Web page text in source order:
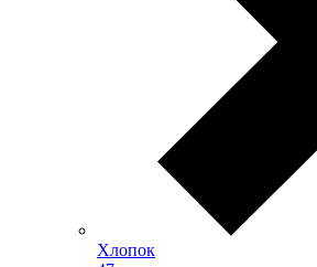
Хлопок